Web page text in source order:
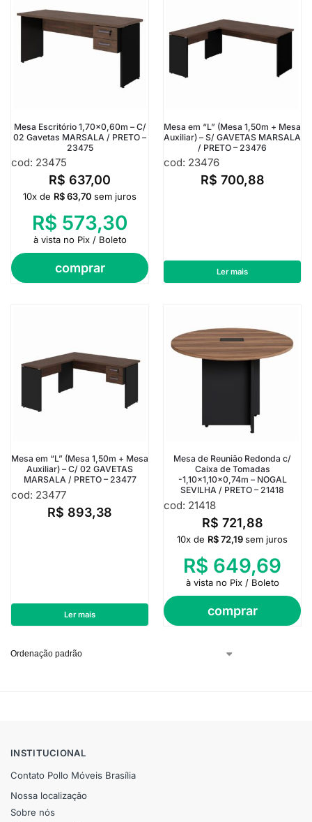
Mesa Escritório 1,70×0,60m – C/
02 Gavetas MARSALA / PRETO –
23475
cod: 23475
R$ 637,00
comprar
10x de R$63,70 sem juros
R$ 573,30
à vista no Pix / Boleto
Mesa em “L” (Mesa 1,50m + Mesa
Auxiliar) – S/ GAVETAS MARSALA
/ PRETO – 23476
cod: 23476
R$ 700,88
Ler mais
Mesa em “L” (Mesa 1,50m + Mesa
Auxiliar) – C/ 02 GAVETAS
MARSALA / PRETO – 23477
cod: 23477
R$ 893,38
Ler mais
Mesa de Reunião Redonda c/
Caixa de Tomadas
-1,10×1,10×0,74m – NOGAL
SEVILHA / PRETO – 21418
cod: 21418
R$ 721,88
comprar
10x de R$72,19sem juros
R$ 649,69
à vista no Pix / Boleto
INSTITUCIONAL
Contato Pollo Móveis Brasília
Nossa localização
Sobre nós